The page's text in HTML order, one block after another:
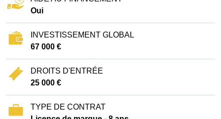
Oui
INVESTISSEMENT GLOBAL
67 000 €
DROITS D'ENTRÉE
25 000 €
TYPE DE CONTRAT